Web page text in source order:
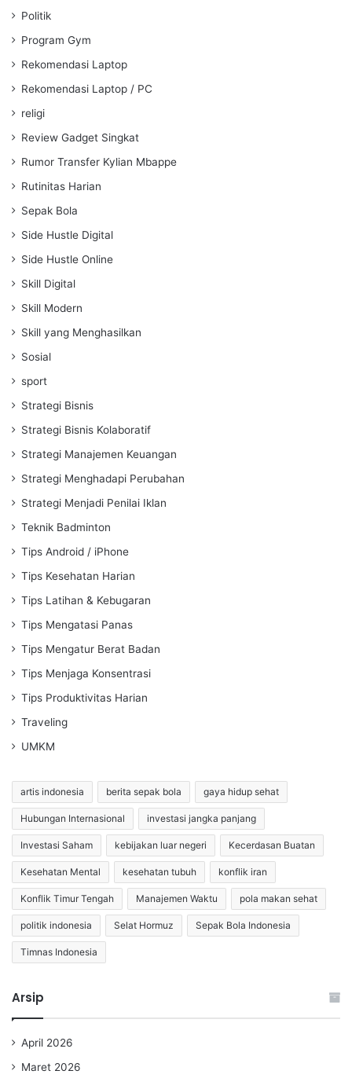
Politik
Program Gym
Rekomendasi Laptop
Rekomendasi Laptop / PC
religi
Review Gadget Singkat
Rumor Transfer Kylian Mbappe
Rutinitas Harian
Sepak Bola
Side Hustle Digital
Side Hustle Online
Skill Digital
Skill Modern
Skill yang Menghasilkan
Sosial
sport
Strategi Bisnis
Strategi Bisnis Kolaboratif
Strategi Manajemen Keuangan
Strategi Menghadapi Perubahan
Strategi Menjadi Penilai Iklan
Teknik Badminton
Tips Android / iPhone
Tips Kesehatan Harian
Tips Latihan & Kebugaran
Tips Mengatasi Panas
Tips Mengatur Berat Badan
Tips Menjaga Konsentrasi
Tips Produktivitas Harian
Traveling
UMKM
artis indonesia berita sepak bola gaya hidup sehat
Hubungan Internasional investasi jangka panjang
Investasi Saham kebijakan luar negeri Kecerdasan Buatan
Kesehatan Mental kesehatan tubuh konflik iran
Konflik Timur Tengah Manajemen Waktu pola makan sehat
politik indonesia Selat Hormuz Sepak Bola Indonesia
Timnas Indonesia
Arsip
April 2026
Maret 2026